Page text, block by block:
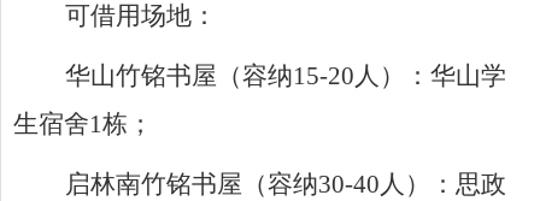
可借用场地：
华山竹铭书屋（容纳15-20人）：华山学
生宿舍1栋；
启林南竹铭书屋（容纳30-40人）：思政